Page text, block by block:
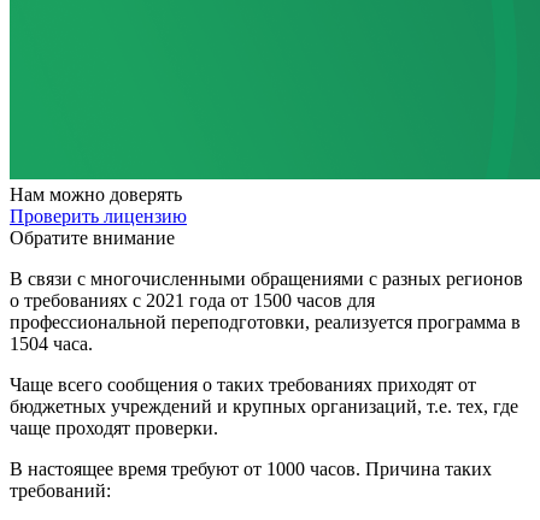
Нам можно доверять
Проверить лицензию
Обратите внимание
В связи с многочисленными обращениями с разных регионов
о требованиях с 2021 года от 1500 часов для
профессиональной переподготовки, реализуется программа в
1504 часа.
Чаще всего сообщения о таких требованиях приходят от
бюджетных учреждений и крупных организаций, т.е. тех, где
чаще проходят проверки.
В настоящее время требуют от 1000 часов. Причина таких
требований: